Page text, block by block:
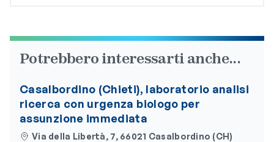
Potrebbero interessarti anche...
Casalbordino (Chieti), laboratorio analisi
ricerca con urgenza biologo per
assunzione immediata
Via della Libertà, 7, 66021 Casalbordino (CH)